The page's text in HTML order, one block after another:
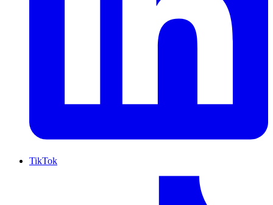
TikTok